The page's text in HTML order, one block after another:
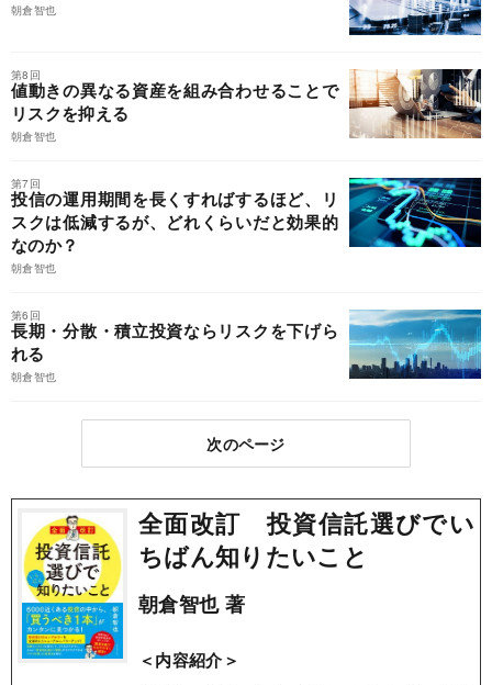
朝倉智也
第8回
値動きの異なる資産を組み合わせることで
リスクを抑える
朝倉智也
第7回
投信の運用期間を長くすればするほど、リ
スクは低減するが、どれくらいだと効果的
なのか？
朝倉智也
第6回
長期・分散・積立投資ならリスクを下げら
れる
朝倉智也
次のページ
全面改訂 投資信託選びでい
ちばん知りたいこと
朝倉智也 著
＜内容紹介＞